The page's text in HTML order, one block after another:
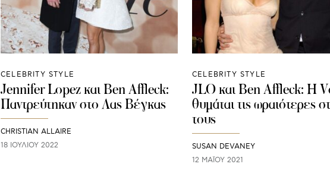
CELEBRITY STYLE
Jennifer Lopez και Ben Affleck:
Παντρεύτηκαν στο Λας Βέγκας
CHRISTIAN ALLAIRE
18 ΙΟΥΛΊΟΥ 2022
CELEBRITY STYLE
JLO και Ben Affleck: H
θυμάται τις ωραιότερες
τους
SUSAN DEVANEY
12 ΜΑΪ́ΟΥ 2021